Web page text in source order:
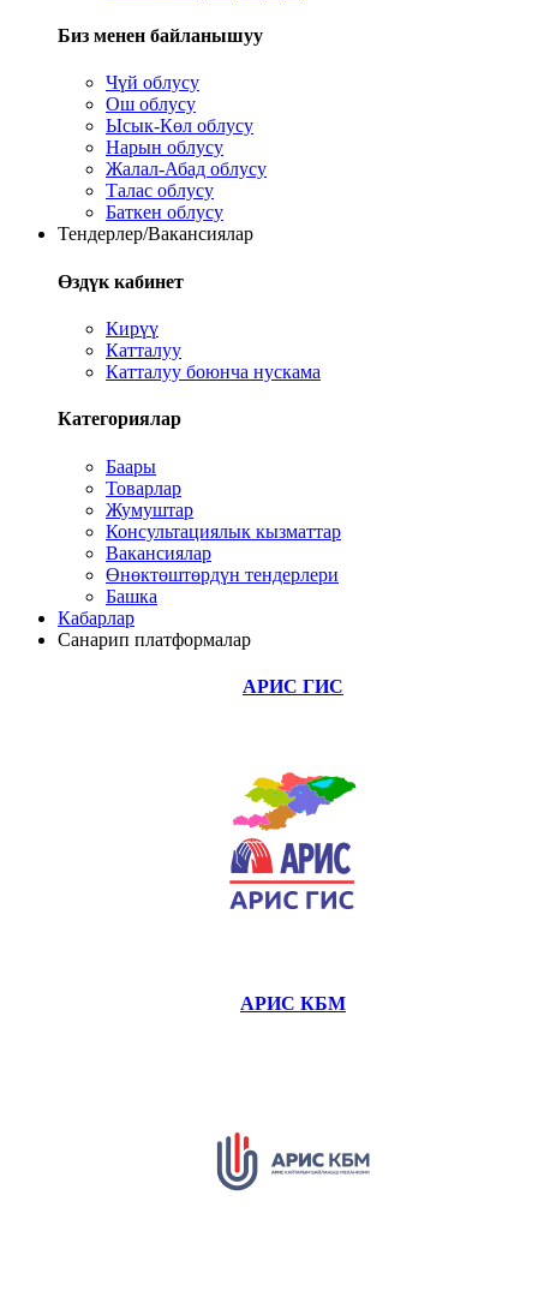
Биз менен байланышуу
Чүй облусу
Ош облусу
Ысык-Көл облусу
Нарын облусу
Жалал-Абад облусу
Талас облусу
Баткен облусу
Тендерлер/Вакансиялар
Өздүк кабинет
Кирүү
Катталуу
Катталуу боюнча нускама
Категориялар
Баары
Товарлар
Жумуштар
Консультациялык кызматтар
Вакансиялар
Өнөктөштөрдүн тендерлери
Башка
Кабарлар
Санарип платформалар
АРИС ГИС
АРИС КБМ